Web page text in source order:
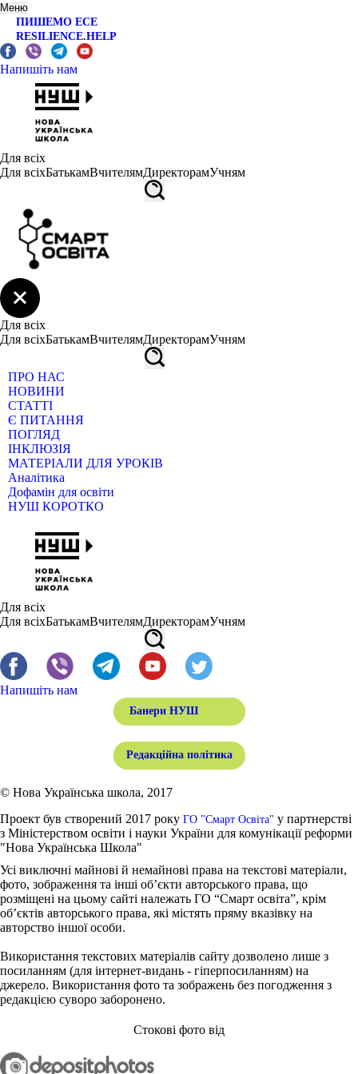
Меню
ПИШЕМО ЕСЕ
RESILIENCE.HELP
Напишіть нам
Для всіх
Для всіхБатькамВчителямДиректорамУчням
Для всіх
Для всіхБатькамВчителямДиректорамУчням
ПРО НАС
НОВИНИ
СТАТТІ
Є ПИТАННЯ
ПОГЛЯД
ІНКЛЮЗІЯ
МАТЕРІАЛИ ДЛЯ УРОКІВ
Аналітика
Дофамін для освіти
НУШ КОРОТКО
Для всіх
Для всіхБатькамВчителямДиректорамУчням
Напишіть нам
Банери НУШ
Редакційна політика
© Нова Українська школа, 2017
Проект був створений 2017 року ГО "Смарт Освіта" у партнерстві
з Міністерством освіти і науки України для комунікації реформи
"Нова Українська Школа"
Усі виключні майнові й немайнові права на текстові матеріали,
фото, зображення та інші об’єкти авторського права, що
розміщені на цьому сайті належать ГО “Смарт освіта”, крім
об’єктів авторського права, які містять пряму вказівку на
авторство іншої особи.
Використання текстових матеріалів сайту дозволено лише з
посиланням (для інтернет-видань - гіперпосиланням) на
джерело. Використання фото та зображень без погодження з
редакцією суворо заборонено.
Стокові фото від